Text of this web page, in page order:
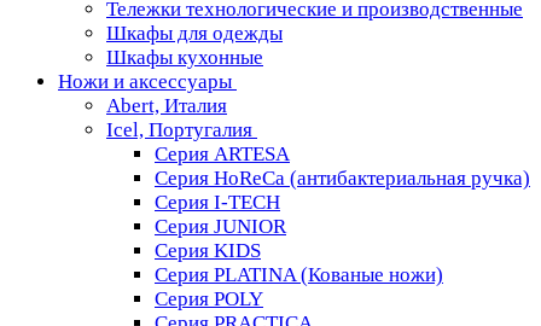
Тележки технологические и производственные
Шкафы для одежды
Шкафы кухонные
Ножи и аксессуары
Abert, Италия
Icel, Португалия
Серия ARTESA
Серия HoReCa (антибактериальная ручка)
Серия I-TECH
Серия JUNIOR
Серия KIDS
Серия PLATINA (Кованые ножи)
Серия POLY